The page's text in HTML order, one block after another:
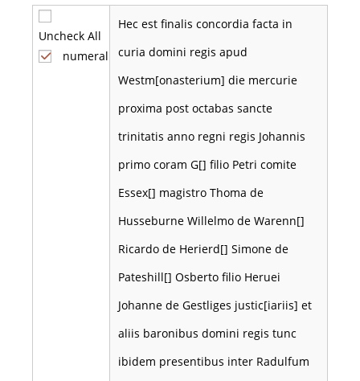
Uncheck All
numeral
Hec est finalis concordia facta in
curia domini regis apud
Westm[onasterium] die mercurie
proxima post octabas sancte
trinitatis anno regni regis Johannis
primo coram G[] filio Petri comite
Essex[] magistro Thoma de
Husseburne Willelmo de Warenn[]
Ricardo de Herierd[] Simone de
Pateshill[] Osberto filio Heruei
Johanne de Gestliges justic[iariis] et
aliis baronibus domini regis tunc
ibidem presentibus inter Radulfum